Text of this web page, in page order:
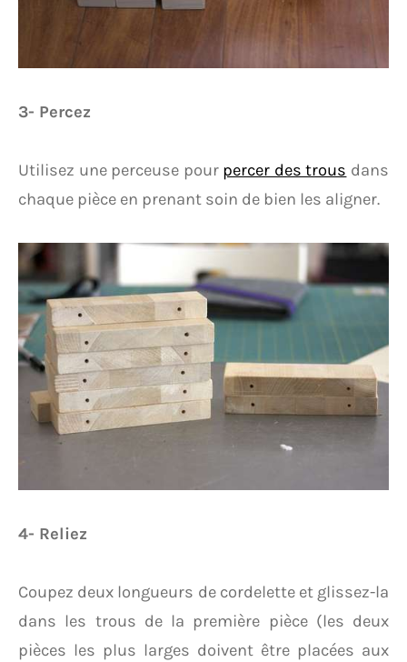
3- Percez
Utilisez une perceuse pour percer des trous dans
chaque pièce en prenant soin de bien les aligner.
4- Reliez
Coupez deux longueurs de cordelette et glissez-la
dans les trous de la première pièce (les deux
pièces les plus larges doivent être placées aux